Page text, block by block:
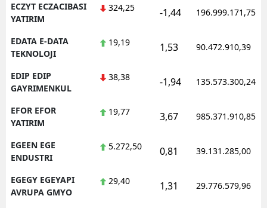
ECZYT ECZACIBASI
YATIRIM
324,25 -1,44 196.999.171,75
EDATA E-DATA
TEKNOLOJI
19,19 1,53 90.472.910,39
EDIP EDIP
GAYRIMENKUL
38,38 -1,94 135.573.300,24
EFOR EFOR
YATIRIM
19,77 3,67 985.371.910,85
EGEEN EGE
ENDUSTRI
5.272,50 0,81 39.131.285,00
EGEGY EGEYAPI
AVRUPA GMYO
29,40 1,31 29.776.579,96